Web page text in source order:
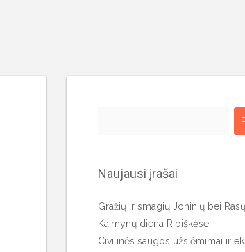
Naujausi įrašai
Gražių ir smagių Joninių bei
Kaimynų diena Ribiškėse
Civilinės saugos užsiėmimai ir